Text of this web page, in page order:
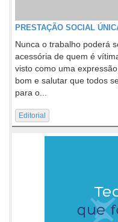
PRESTAÇÃO SOCIAL
Nunca o trabalho poderá
acessória de quem é
visto como uma
bom e salutar que todos
para o...
Editorial